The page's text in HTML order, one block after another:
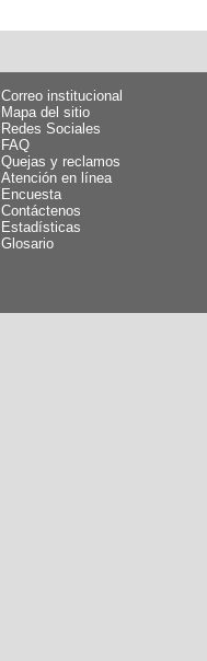
Correo institucional
Mapa del sitio
Redes Sociales
FAQ
Quejas y reclamos
Atención en línea
Encuesta
Contáctenos
Estadísticas
Glosario